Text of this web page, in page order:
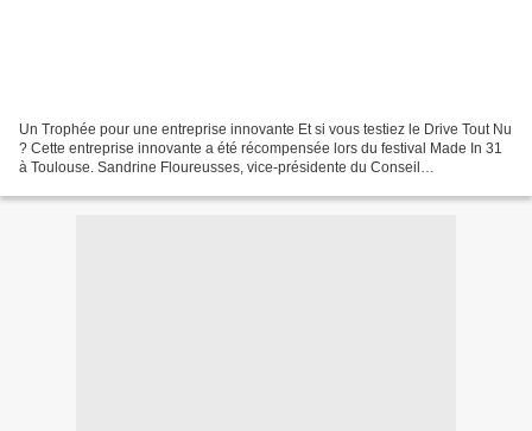
Un Trophée pour une entreprise innovante Et si vous testiez le Drive Tout Nu
? Cette entreprise innovante a été récompensée lors du festival Made In 31
à Toulouse. Sandrine Floureusses, vice-présidente du Conseil